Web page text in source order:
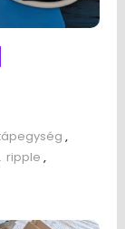
,
ripple ,